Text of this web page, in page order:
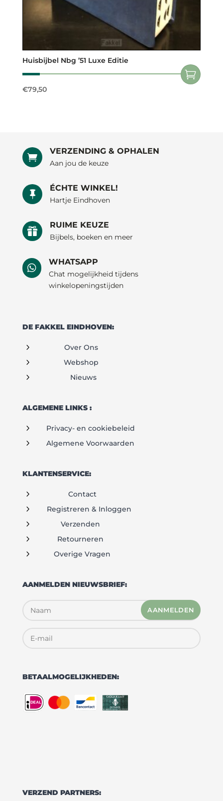
Huisbijbel Nbg ’51 Luxe Editie
€79,50

VERZENDING & OPHALEN
Aan jou de keuze

ÉCHTE WINKEL!
Hartje Eindhoven

RUIME KEUZE
Bijbels, boeken en meer

WHATSAPP
Chat mogelijkheid tijdens
winkelopeningstijden
DE FAKKEL EINDHOVEN:
5 Over Ons
5 Webshop
5 Nieuws
ALGEMENE LINKS :
5 Privacy- en cookiebeleid
5 Algemene Voorwaarden
KLANTENSERVICE:
5 Contact
5 Registreren & Inloggen
5 Verzenden
5 Retourneren
5 Overige Vragen
AANMELDEN NIEUWSBRIEF:
AANMELDEN
BETAALMOGELIJKHEDEN:
VERZEND PARTNERS: